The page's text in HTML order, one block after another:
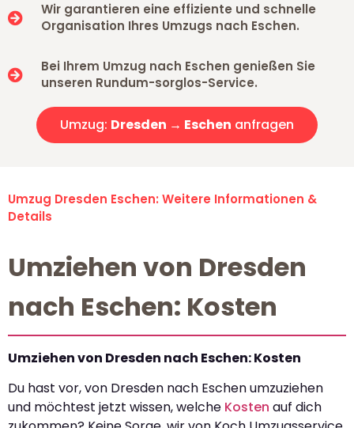
Wir garantieren eine effiziente und schnelle
Organisation Ihres Umzugs nach Eschen.
Bei Ihrem Umzug nach Eschen genießen Sie
unseren Rundum-sorglos-Service.
Umzug: Dresden → Eschen anfragen
Umzug Dresden Eschen: Weitere Informationen &
Details
Umziehen von Dresden
nach Eschen: Kosten
Umziehen von Dresden nach Eschen: Kosten
Du hast vor, von Dresden nach Eschen umzuziehen
und möchtest jetzt wissen, welche Kosten auf dich